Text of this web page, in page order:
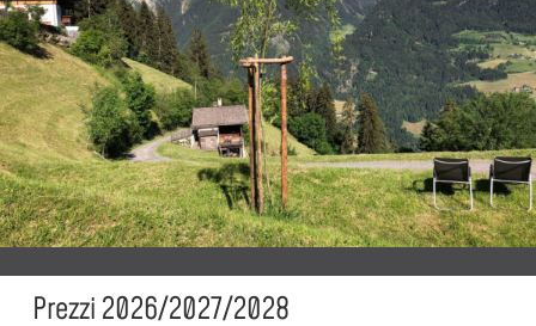
Prezzi 2026/2027/2028